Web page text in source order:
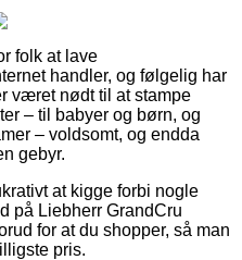
folk at lave
handler, og følgelig har
været nødt til at stampe
– til babyer og børn, og
– voldsomt, og endda
gebyr.
at kigge forbi nogle
på Liebherr GrandCru
for at du shopper, så man
pris.